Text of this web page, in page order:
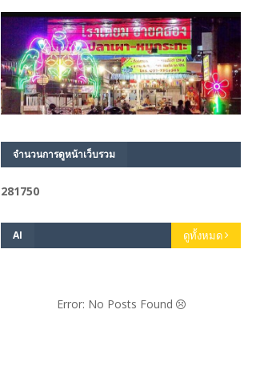
จำนวนการดูหน้าเว็บรวม
281750
AI ดูทั้งหมด
Error: No Posts Found